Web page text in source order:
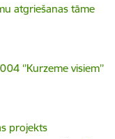
atgriešanas tāme
‘’Kurzeme visiem’’
projekts